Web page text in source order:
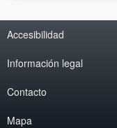
Accesibilidad
Información legal
Contacto
Mapa